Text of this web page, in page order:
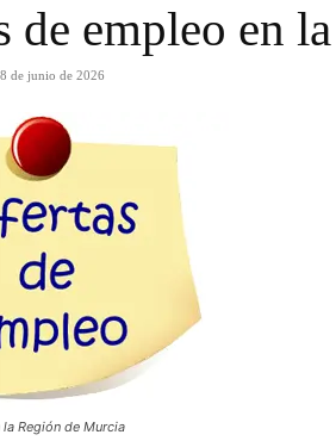
de empleo en
8 de junio de 2026
Región de Murcia